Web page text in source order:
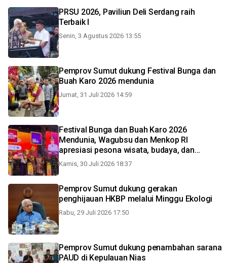
PRSU 2026, Paviliun Deli Serdang raih
Terbaik I
Senin, 3 Agustus 2026 13:55
Pemprov Sumut dukung Festival Bunga dan
Buah Karo 2026 mendunia
Jumat, 31 Juli 2026 14:59
Festival Bunga dan Buah Karo 2026
Mendunia, Wagubsu dan Menkop RI
apresiasi pesona wisata, budaya, dan
pertanian Tanah Karo
Kamis, 30 Juli 2026 18:37
Pemprov Sumut dukung gerakan
penghijauan HKBP melalui Minggu Ekologi
Rabu, 29 Juli 2026 17:50
Pemprov Sumut dukung penambahan sarana
PAUD di Kepulauan Nias